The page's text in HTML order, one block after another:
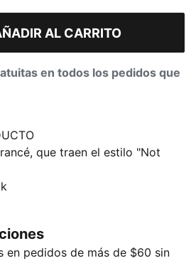
deseosAL CARRITO
en todos los pedidos que
que traen el estilo "Not
una nueva silueta para lucir
un estilo voluminoso de
tenis unisex están diseñados
la entresuela y en la suela,
marca “1 of 1”.
en pedidos de más de $60 sin